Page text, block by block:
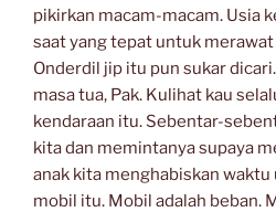
pikirkan macam-macam. Usia
saat yang tepat untuk
Onderdil jip itu pun sukar
masa tua, Pak. Kulihat kau
kendaraan itu. Sebentar-
kita dan memintanya supaya
anak kita menghabiskan
mobil itu. Mobil adalah beban.